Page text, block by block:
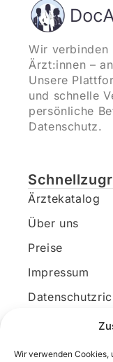
Wir verwenden Cookies,
Wir
Ärzt:innen –
Unsere
und schnelle
persönliche
Datenschutz.
Ärztekatalog
Über uns
Preise
Impressum
Kundenkonto